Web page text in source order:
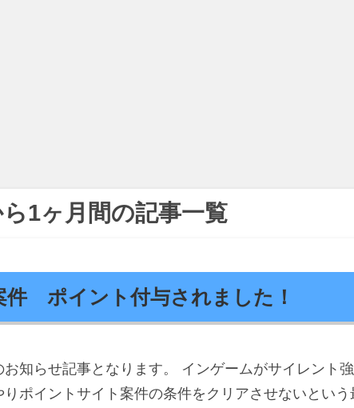
1ヶ月間の記事一覧
件 ポイント付与されました！
お知らせ記事となります。 インゲームがサイレント
りポイントサイト案件の条件をクリアさせないという